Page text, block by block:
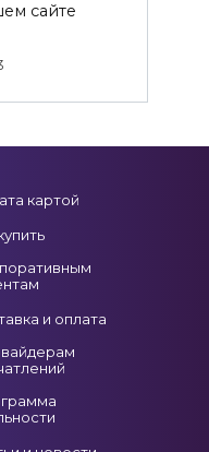
сайте
картой
и оплата